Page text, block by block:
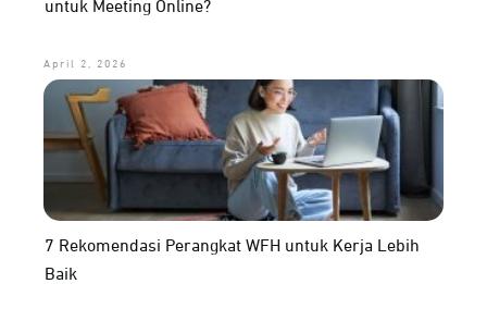
untuk Meeting Online?
April 2, 2026
7 Rekomendasi Perangkat WFH untuk Kerja Lebih
Baik